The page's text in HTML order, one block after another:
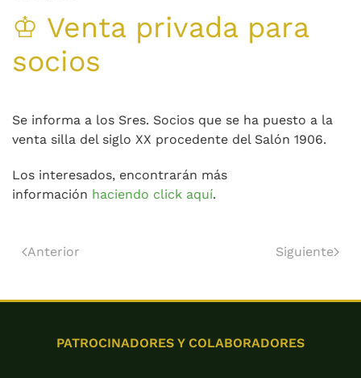
♔ Venta privada para
socios
Se informa a los Sres. Socios que se ha puesto a la
venta silla del siglo XX procedente del Salón 1906.
Los interesados, encontrarán más
información haciendo click aquí.
Anterior Siguiente
PATROCINADORES Y COLABORADORES